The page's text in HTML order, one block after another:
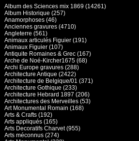
Album des Sciences mix 1869 (14261)
Album Historique (257)
Anamorphoses (46)
Anciennes gravures (4710)
Angleterre (561)
Animaux articulés Figuier (191)
Animaux Figuier (107)
Antiquite Romaines & Grec (167)
Arche de Noé-Kircher1675 (68)
Archi Europe gravures (288)
Architecture Antique (2422)
Architecture de Belgique/01 (371)
Architecture Gothique (233)
Architecture Hebrard 1897 (206)
Architectures des Merveilles (53)
Art Monumental Romain (168)
Arts & Crafts (192)
Arts appliqués (165)
Arts Decoratifs Charvet (955)
Arts méconnus (274)